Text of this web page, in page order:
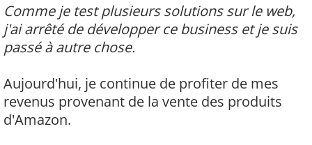
Comme je test plusieurs solutions sur le web,
j'ai arrêté de développer ce business et je suis
passé à autre chose.
Aujourd'hui, je continue de profiter de mes
revenus provenant de la vente des produits
d'Amazon.